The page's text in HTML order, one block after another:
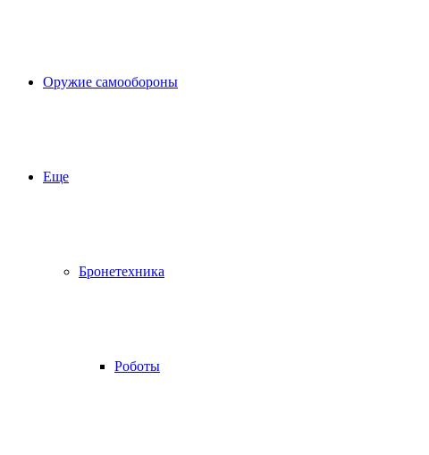
Оружие самообороны
Еще
Бронетехника
Роботы